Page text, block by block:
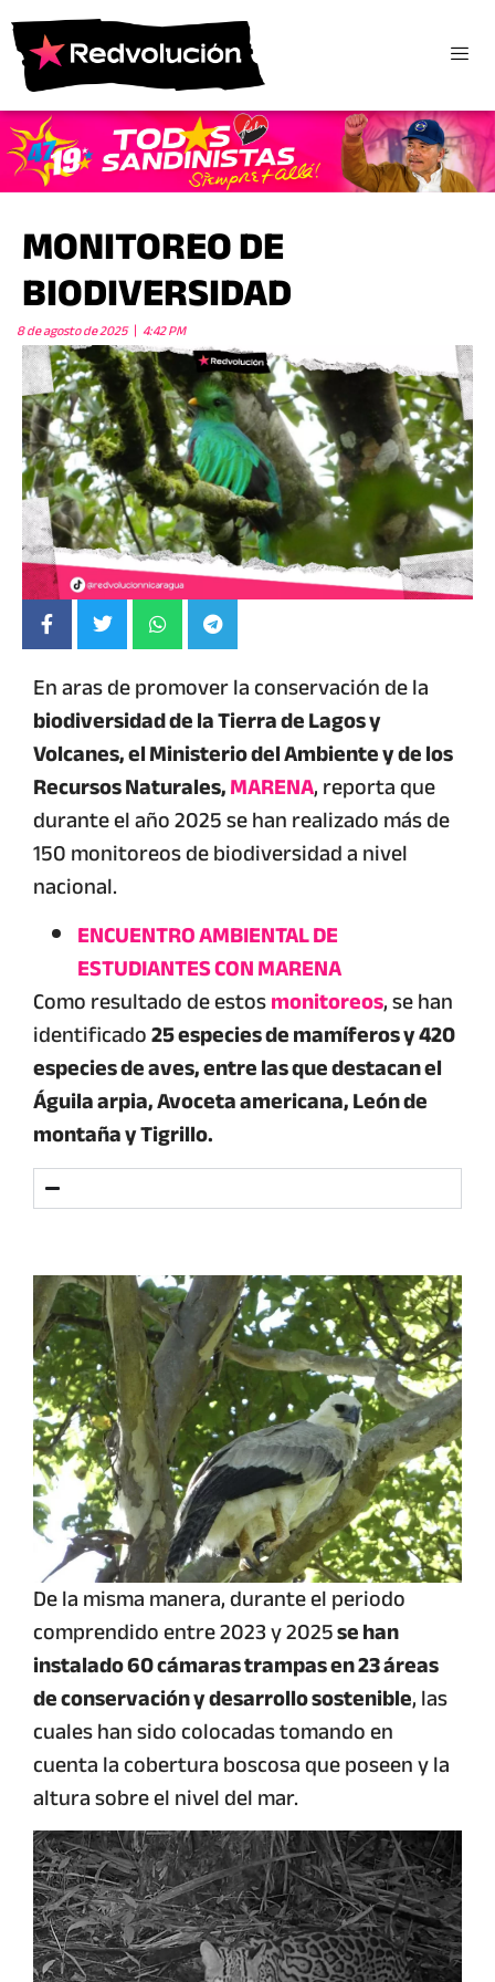
MONITOREO DE
BIODIVERSIDAD
8 de agosto de 2025 4:42 PM
En aras de promover la conservación de la
biodiversidad de la Tierra de Lagos y
Volcanes,el Ministerio del Ambiente y de los
RecursosNaturales,MARENA, reporta que
durante el año 2025 se han realizado más de
150 monitoreos de biodiversidad a nivel
nacional.
ENCUENTRO AMBIENTAL DE
ESTUDIANTES CON MARENA
Como resultado de estosmonitoreos, se han
identificado25 especies de mamíferos y 420
especies de aves, entre las que destacan el
Águila arpia, Avoceta americana, León de
montaña y Tigrillo.
De la misma manera, durante el periodo
comprendido entre 2023 y 2025se han
instalado 60 cámaras trampas en 23 áreas
de conservación y desarrollo sostenible, las
cuales han sido colocadas tomando en
cuenta la cobertura boscosa que poseen y la
altura sobre el nivel del mar.